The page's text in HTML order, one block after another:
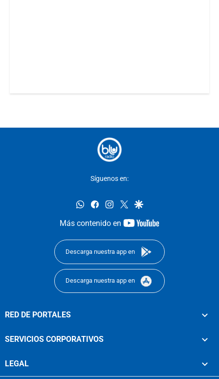
Síguenos en:
whatsappfacebookinstagram
twittergoogle
Más contenido en
youtube-
Descarga nuestra app en
Descarga nuestra app en
RED DE PORTALES
SERVICIOS CORPORATIVOS
LEGAL